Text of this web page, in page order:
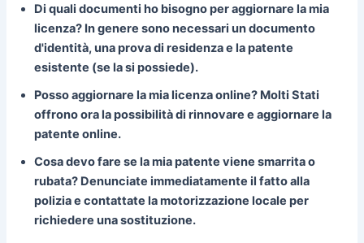
Di quali documenti ho bisogno per aggiornare la mia
licenza? In genere sono necessari un documento
d'identità, una prova di residenza e la patente
esistente (se la si possiede).
Posso aggiornare la mia licenza online? Molti Stati
offrono ora la possibilità di rinnovare e aggiornare la
patente online.
Cosa devo fare se la mia patente viene smarrita o
rubata? Denunciate immediatamente il fatto alla
polizia e contattate la motorizzazione locale per
richiedere una sostituzione.